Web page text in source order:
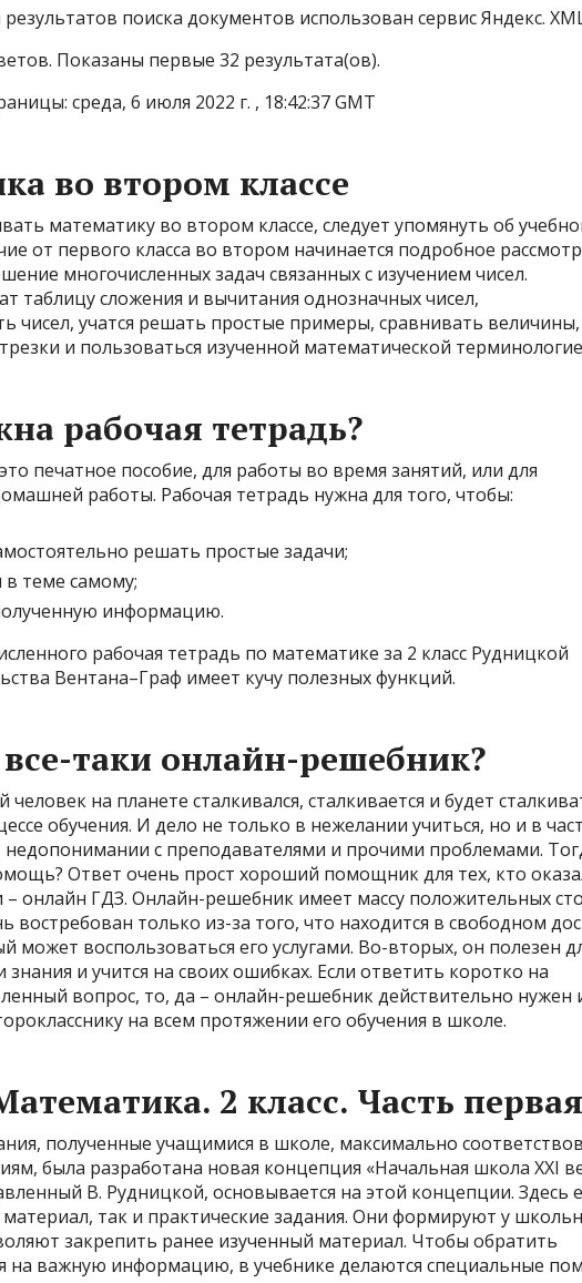
поиска документов использован сервис Яндекс.
Показаны первые 32 результата(ов).
среда, 6 июля 2022 г. , 18:42:37 GMT
во втором классе
математику во втором классе, следует упомянуть об
от первого класса во втором начинается подробное
многочисленных задач связанных с изучением чисел.
таблицу сложения и вычитания однозначных чисел,
чисел, учатся решать простые примеры, сравнивать величины,
и пользоваться изученной математической
рабочая тетрадь?
печатное пособие, для работы во время занятий, или для
работы. Рабочая тетрадь нужна для того, чтобы:
решать простые задачи;
в теме самому;
информацию.
рабочая тетрадь по математике за 2 класс Рудницкой
Вентана–Граф имеет кучу полезных функций.
таки онлайн-решебник?
на планете сталкивался, сталкивается и будет
обучения. И дело не только в нежелании учиться, но и в
недопонимании с преподавателями и прочими проблемами.
Ответ очень прост хороший помощник для тех, кто
– онлайн ГДЗ. Онлайн-решебник имеет массу положительных
востребован только из-за того, что находится в свободном
может воспользоваться его услугами. Во-вторых, он полезен
знания и учится на своих ошибках. Если ответить коротко на
вопрос, то, да – онлайн-решебник действительно нужен
на всем протяжении его обучения в школе.
2 класс. Часть
полученные учащимися в школе, максимально
была разработана новая концепция «Начальная школа XXI
В. Рудницкой, основывается на этой концепции. Здесь
материал, так и практические задания. Они формируют у
закрепить ранее изученный материал. Чтобы обратить
на важную информацию, в учебнике делаются специальные